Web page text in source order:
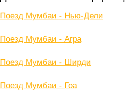
Поезд Мумбаи - Нью-Дели
Поезд Мумбаи - Агра
Поезд Мумбаи - Ширди
Поезд Мумбаи - Гоа